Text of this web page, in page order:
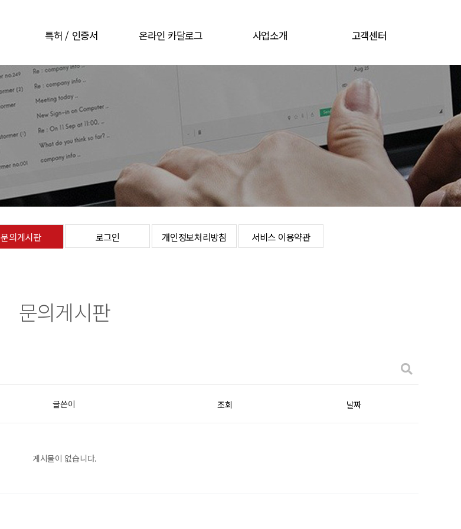
특허 / 인증서
특허 / 인증서
온라인 카달로그
온라인 카달로그
사업소개
전지소재
고객센터
공지/뉴스
채용공고
문의게시판
로그인
개인정보처리방침
서비스 이용약관
문의게시판 로그인 개인정보처리방침 서비스 이용약관
문의게시판
글쓴이 조회 날짜
게시물이 없습니다.